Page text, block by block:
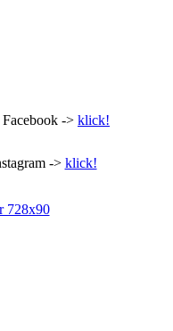
-> klick!
-> klick!